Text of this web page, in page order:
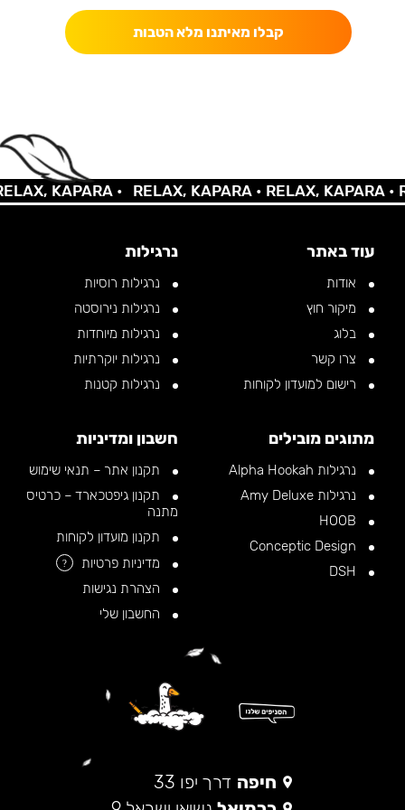
קבלו מאיתנו מלא הטבות
KAPARA • RELAX, KAPARA •RELAX, KAPARA •
עוד באתר
אודות
מיקור חוץ
בלוג
צרו קשר
רישום למועדון לקוחות
נרגילות
נרגילות רוסיות
נרגילות נירוסטה
נרגילות מיוחדות
נרגילות יוקרתיות
נרגילות קטנות
מתוגים מובילים
נרגילות Alpha Hookah
נרגילות Amy Deluxe
חשבון ומדיניות
תקנון אתר – תנאי שימוש
תקנון גיפטכארד – כרטיס
מתנה
תקנון מועדון לקוחות
מדיניות פרטיות
?
הצהרת נגישות
החשבון שלי
חיפה דרך יפו 33